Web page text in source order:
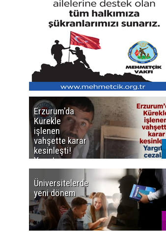
Erzurum'da
Kürekle
işlenen
vahşette karar
kesinleşti!
Yargıtay
cezaları onadı
Üniversitelerde
yeni dönem